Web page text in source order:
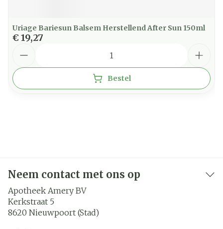
Uriage Bariesun Balsem Herstellend After Sun 150ml
€ 19,27
Bestel
Neem contact met ons op
Apotheek Amery BV
Kerkstraat 5
8620 Nieuwpoort (Stad)